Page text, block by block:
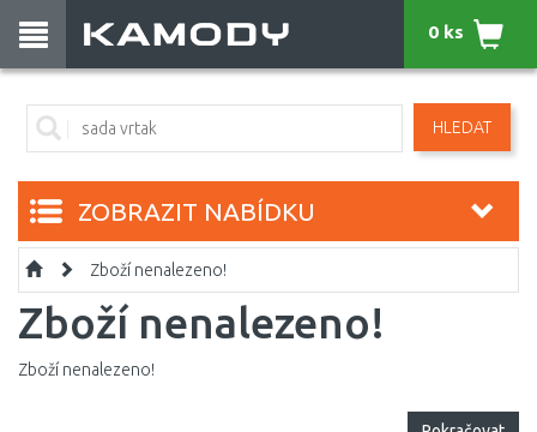
HLEDAT
0 ks
ZOBRAZIT NABÍDKU
Zboží nenalezeno!
Zboží nenalezeno!
Zboží nenalezeno!